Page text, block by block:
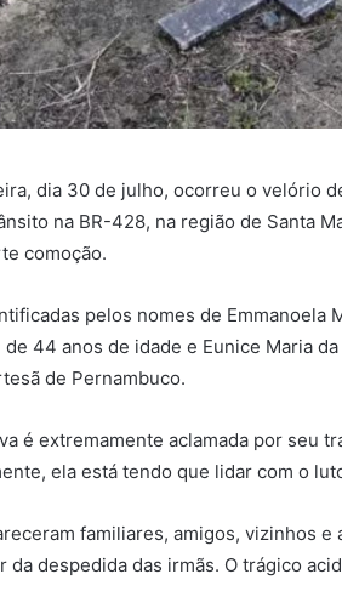
dia 30 de julho, ocorreu o velório
na BR-428, na região de Santa
comoção.
pelos nomes de Emmanoela
de 44 anos de idade e Eunice Maria
de Pernambuco.
é extremamente aclamada por seu
ela está tendo que lidar com o
familiares, amigos, vizinhos
da despedida das irmãs. O trágico